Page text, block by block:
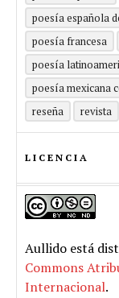
poesía española
poesía francesa
poesía
poesía mexicana
reseña
revista
LICENCIA
Aullido está
Commons
Internacional.